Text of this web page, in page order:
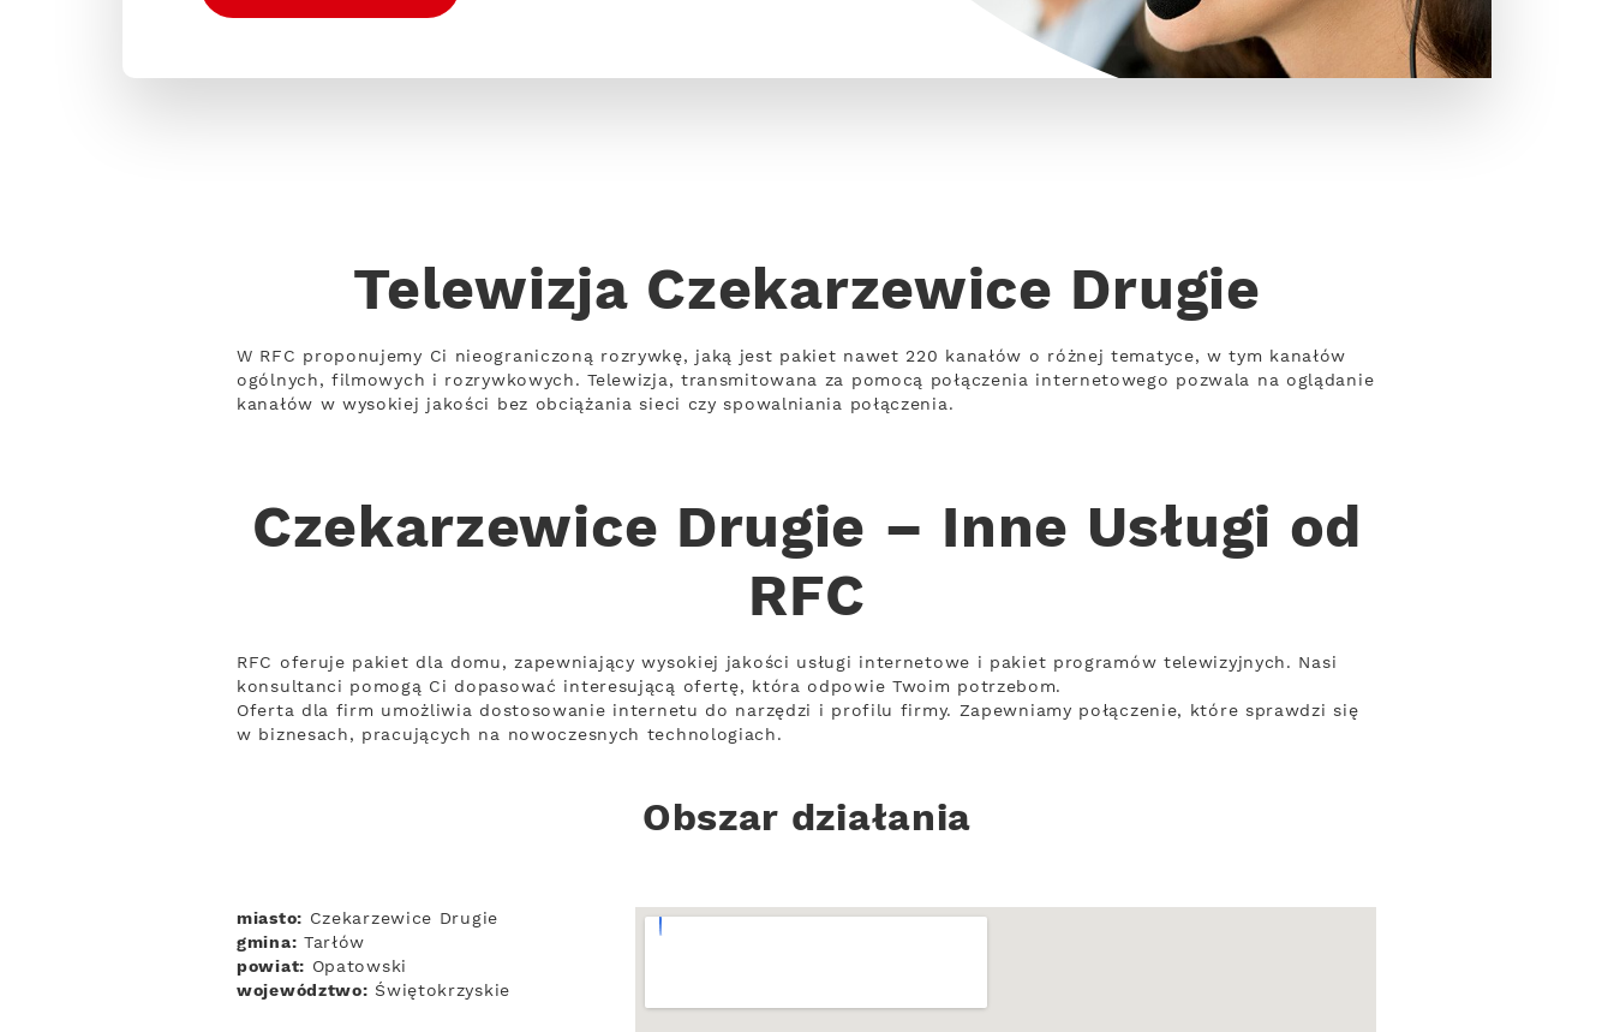
Telewizja Czekarzewice Drugie
W RFC proponujemy Ci nieograniczoną rozrywkę, jaką jest pakiet nawet 220 kanałów o różnej tematyce, w tym kanałów
ogólnych, filmowych i rozrywkowych. Telewizja, transmitowana za pomocą połączenia internetowego pozwala na oglądanie
kanałów w wysokiej jakości bez obciążania sieci czy spowalniania połączenia.
Czekarzewice Drugie – Inne Usługi od
RFC
RFC oferuje pakiet dla domu, zapewniający wysokiej jakości usługi internetowe i pakiet programów telewizyjnych. Nasi
konsultanci pomogą Ci dopasować interesującą ofertę, która odpowie Twoim potrzebom.
Oferta dla firm umożliwia dostosowanie internetu do narzędzi i profilu firmy. Zapewniamy połączenie, które sprawdzi się
w biznesach, pracujących na nowoczesnych technologiach.
Obszar działania
miasto: Czekarzewice Drugie
gmina: Tarłów
powiat: Opatowski
województwo: Świętokrzyskie